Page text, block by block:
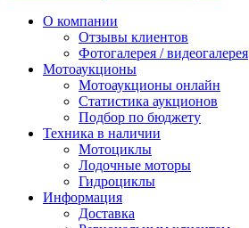
О компании
Отзывы клиентов
Фотогалерея / видеогалерея
Мотоаукционы
Мотоаукционы онлайн
Статистика аукционов
Подбор по бюджету
Техника в наличии
Мотоциклы
Лодочные моторы
Гидроциклы
Информация
Доставка